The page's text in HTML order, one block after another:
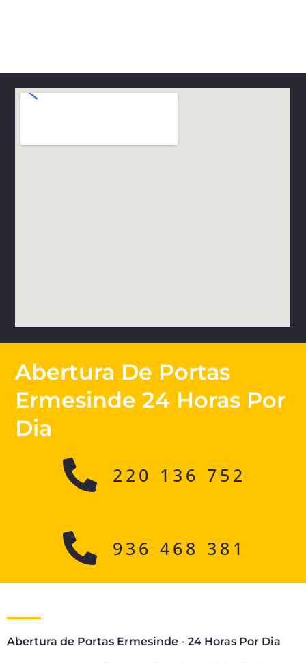
Abertura De Portas
Ermesinde 24 Horas Por
Dia
220 136 752
936 468 381
Abertura de Portas Ermesinde - 24 Horas Por Dia